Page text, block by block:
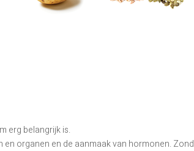
erg belangrijk is.
organen en de aanmaak van hormonen.